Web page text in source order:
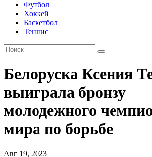
Футбол
Хоккей
Баскетбол
Теннис
Белоруска Ксения
выиграла бронзу
молодежного
мира по борьбе
Авг 19, 2023